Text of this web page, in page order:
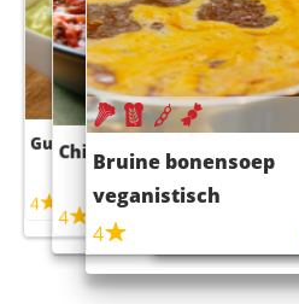
Guacamole
4
Chili con carne
4
Bruine bonensoep
veganistisch
4
Sushi rijstsalade
maaltijdsalade
4